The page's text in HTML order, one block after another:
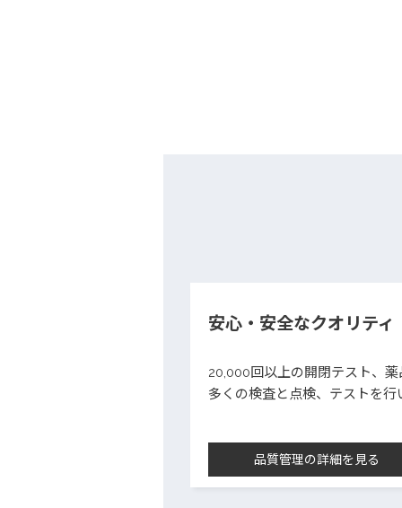
安心・安全なクオリティ
20,000回以上の開閉テスト、
多くの検査と点検、テストを
品質管理の詳細を見る